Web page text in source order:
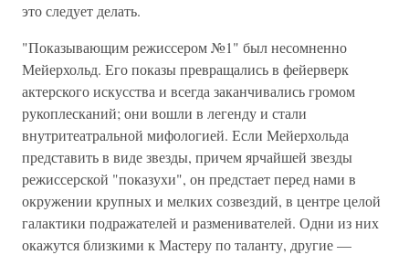
это следует делать.
"Показывающим режиссером №1" был несомненно
Мейерхольд. Его показы превращались в фейерверк
актерского искусства и всегда заканчивались громом
рукоплесканий; они вошли в легенду и стали
внутритеатральной мифологией. Если Мейерхольда
представить в виде звезды, причем ярчайшей звезды
режиссерской "показухи", он предстает перед нами в
окружении крупных и мелких созвездий, в центре целой
галактики подражателей и разменивателей. Одни из них
окажутся близкими к Мастеру по таланту, другие —